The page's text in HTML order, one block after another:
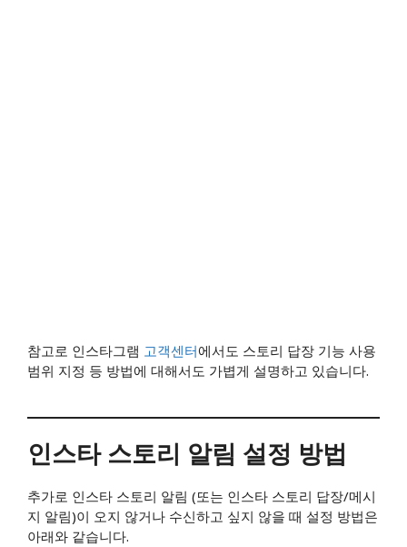
참고로 인스타그램 고객센터에서도 스토리 답장 기능 사용
범위 지정 등 방법에 대해서도 가볍게 설명하고 있습니다.
인스타 스토리 알림 설정 방법
추가로 인스타 스토리 알림 (또는 인스타 스토리 답장/메시
지 알림)이 오지 않거나 수신하고 싶지 않을 때 설정 방법은
아래와 같습니다.